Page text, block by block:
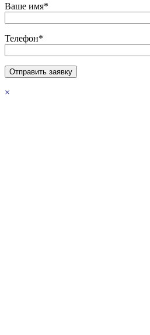
Ваше имя*
Телефон*
×